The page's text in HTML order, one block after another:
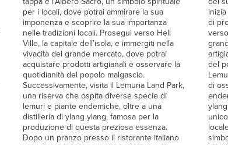
per i locali, dove potrai ammirare la sua
imponenza e scoprire la sua importanza
nelle tradizioni locali. Prosegui verso Hell
Ville, la capitale dell’isola, e immergiti nella
vivacità del grande mercato, dove potrai
acquistare prodotti artigianali e osservare la
quotidianità del popolo malgascio.
Successivamente, visita il Lemuria Land Park,
una riserva che ospita diverse specie di
lemuri e piante endemiche, oltre a una
distilleria di ylang ylang, famosa per la
produzione di questa preziosa essenza.
Dopo un pranzo presso il ristorante italiano
di
del
di